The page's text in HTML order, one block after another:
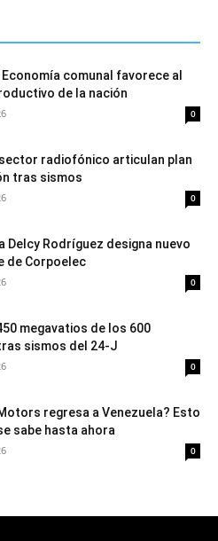
Economía comunal favorece al
de la nación
0
radiofónico articulan plan
tras sismos
0
Delcy Rodríguez designa nuevo
de Corpoelec
0
megavatios de los 600
sismos del 24-J
0
regresa a Venezuela? Esto
sabe hasta ahora
0